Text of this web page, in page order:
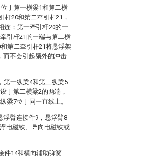
于第一横梁1和第二横
杆20和第二牵引杆21，
连；第一牵引杆20的一
引杆21的一端与第二横
第二牵引杆21将悬浮架
而不会引起额外的冲击
第一纵梁4和第二纵梁5
于第二横梁2的两端，
梁7位于同一直线上。
浮臂连接件9，悬浮臂8
电磁铁、导向电磁铁或
件14和横向辅助弹簧